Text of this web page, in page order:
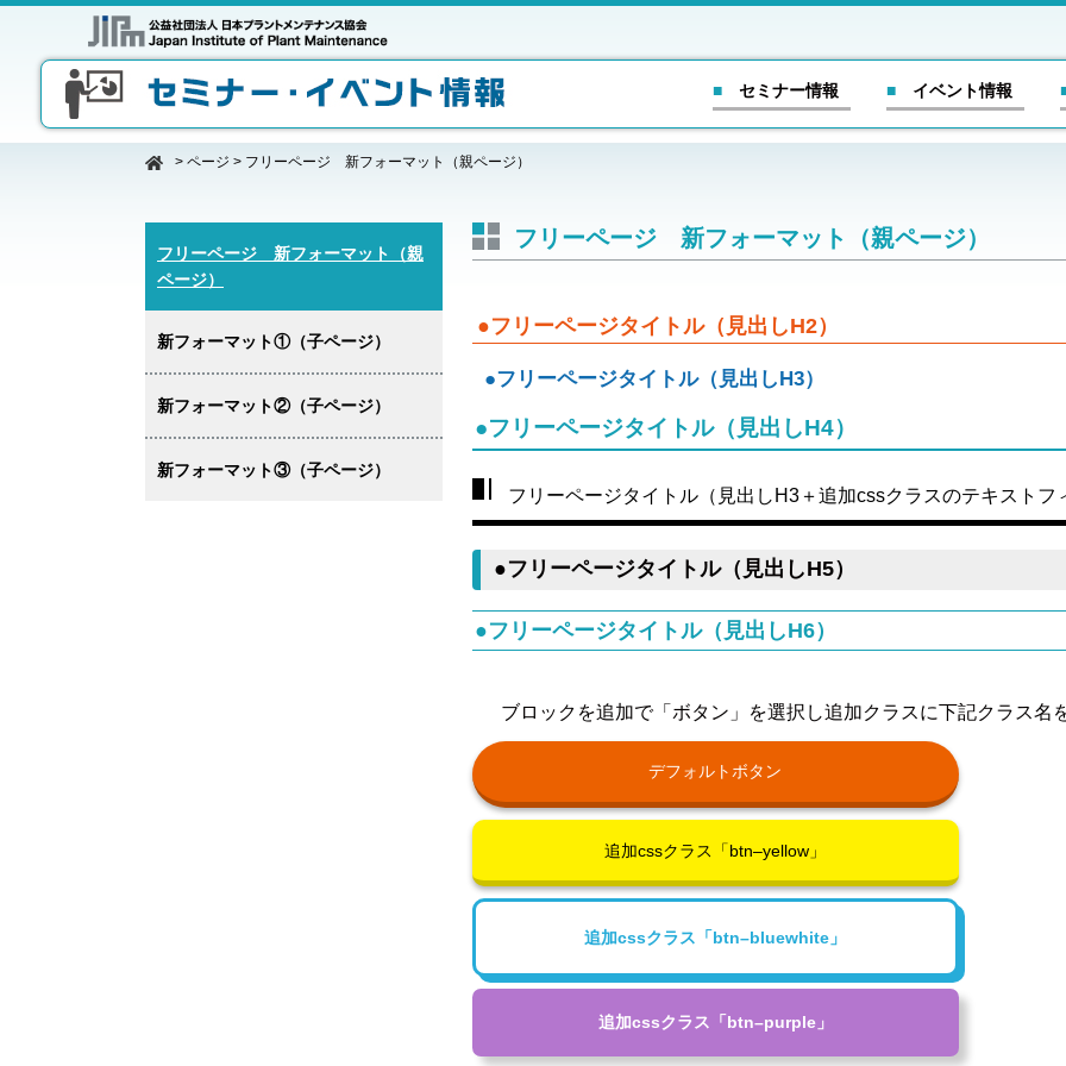
■ セミナー情報 ■ イベント情報
> ページ > フリーページ 新フォーマット（親ページ）
フリーページ 新フォーマット（親ページ）
●フリーページタイトル（見出しH2）
●フリーページタイトル（見出しH3）
●フリーページタイトル（見出しH4）
フリーページタイトル（見出しH3＋追加cssクラスのテキスト
●フリーページタイトル（見出しH5）
●フリーページタイトル（見出しH6）
ブロックを追加で「ボタン」を選択し追加クラスに下記クラス名
デフォルトボタン
追加cssクラス「btn–yellow」
追加cssクラス「btn–bluewhite」
追加cssクラス「btn–purple」
フリーページ 新フォーマット（親
ページ）
新フォーマット①（子ページ）
新フォーマット②（子ページ）
新フォーマット③（子ページ）